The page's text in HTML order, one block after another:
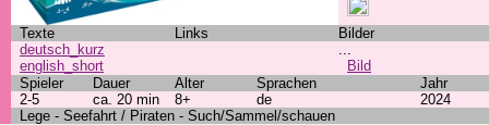
Texte Links
Bilder
deutsch_kurz
english_short
...
Bild
Spieler
Dauer Alter Sprachen
Jahr
2-5
ca. 20 min 8+ de
2024
Lege - Seefahrt / Piraten - Such/Sammel/schauen